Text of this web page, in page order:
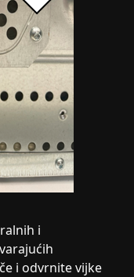
i
i odvrnite vijke